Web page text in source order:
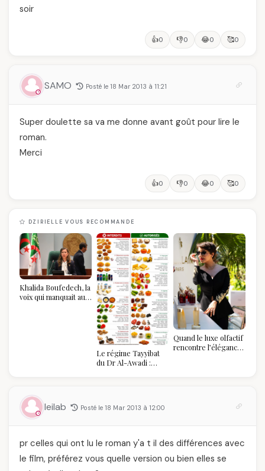
soir
👍0 👎0 😂0 🥰0
SAMO Posté le 18 Mar 2013 à 11:21
Super doulette sa va me donne avant goût pour lire le
roman.
Merci
👍0 👎0 😂0 🥰0
DZIRIELLE VOUS RECOMMANDE
Khalida Boufedech, la
voix qui manquait au
Le régime Tayyibat
du Dr Al-Awadi :
vraiment savoir
Quand le luxe olfactif
rencontre l’élégance
leilab Posté le 18 Mar 2013 à 12:00
pr celles qui ont lu le roman y'a t il des différences avec
le film, préférez vous quelle version ou bien elles se